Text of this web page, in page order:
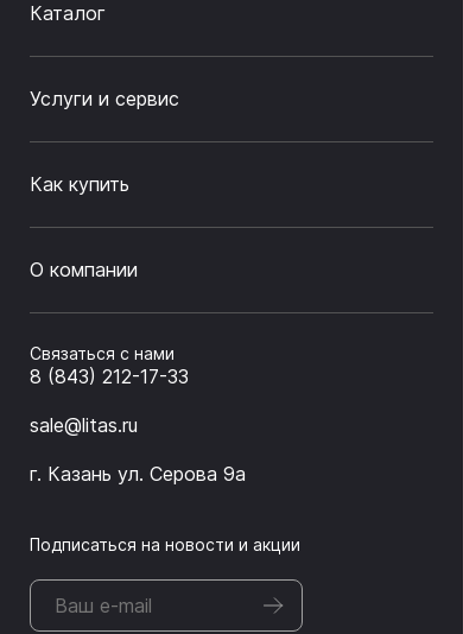
Каталог
Услуги и сервис
Как купить
О компании
Связаться с нами
8 (843) 212-17-33
sale@litas.ru
г. Казань ул. Серова 9а
Подписаться на новости и акции